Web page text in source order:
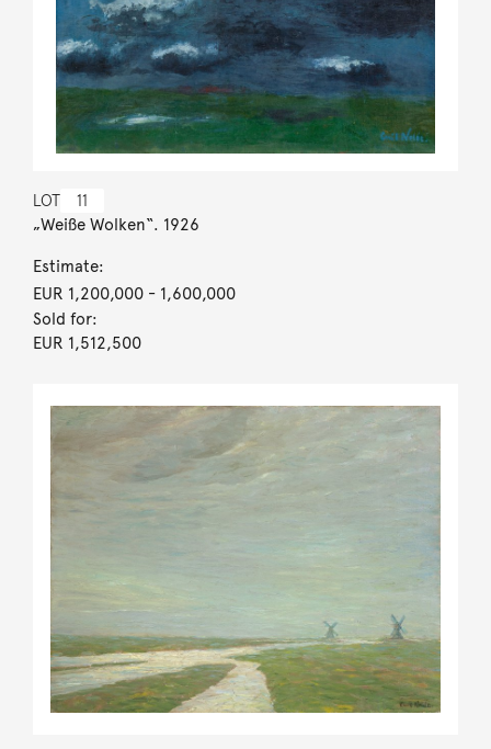
LOT 11
„Weiße Wolken“. 1926
Estimate:
EUR 1,200,000- 1,600,000
Sold for:
EUR 1,512,500